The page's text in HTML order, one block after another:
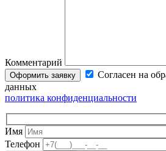
Комментарий
Согласен на
данных
политика конфиденциальности
Имя
Телефон